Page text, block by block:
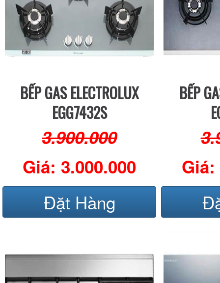
BẾP GAS ELECTROLUX
EGG7432S
3.900.000
Giá: 3.000.000
Đặt Hàng
BẾP
Giá: